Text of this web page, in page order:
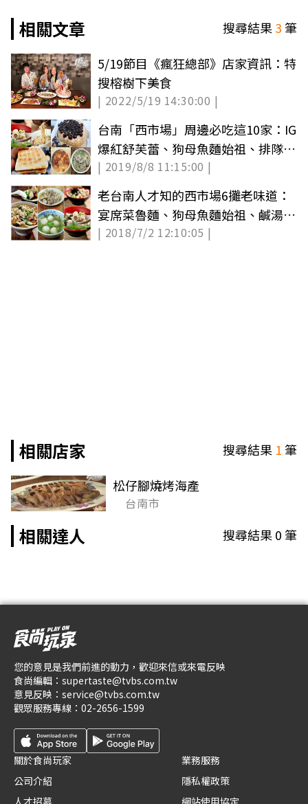
相關文章
搜尋結果3筆
5/19節目《瘋狂總部》店家資訊：特
搜榕樹下美食
| 2022/5/19 14:30:00 |
台南「西市場」周邊必吃這10家：IG
爆紅舒芙蕾、狗母魚麵始祖、排隊芋
頭粥
| 2019/8/8 11:15:00 |
老台南人才知的西市場6攤老味道：
宴席菜魯麵、狗母魚麵始祖、鹹湯圓
包豆腐乳、蛋烤小卷
| 2018/7/2 12:10:05 |
相關店家 搜尋結果 1筆
松仔腳燒烤海產
台南市
相關達人 搜尋結果0筆
您的意見是我們前進的動力，歡迎來信或來電反映
食尚編輯： supertaste@tvbs.com.tw
意見反映： service@tvbs.com.tw
觀眾服務專線： 02-2656-1599
關於食尚玩家
公司介紹
人才招募
業務服務
隱私權政策
網站使用協定